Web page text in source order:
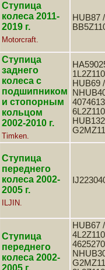
Ступица
колеса 2011-
2019 г.
Motorcraft.
HUB87 /
Ступица
заднего
колеса с
подшипником
и стопорным
кольцом
2002-2010 г.
Timken.
HUB69 /
Ступица
переднего
колеса 2002-
2005 г.
ILJIN.
Ступица
переднего
колеса 2002-
2005 г.
HUB67 /